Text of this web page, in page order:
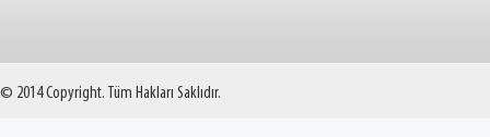
© 2014 Copyright. Tüm Hakları Saklıdır.